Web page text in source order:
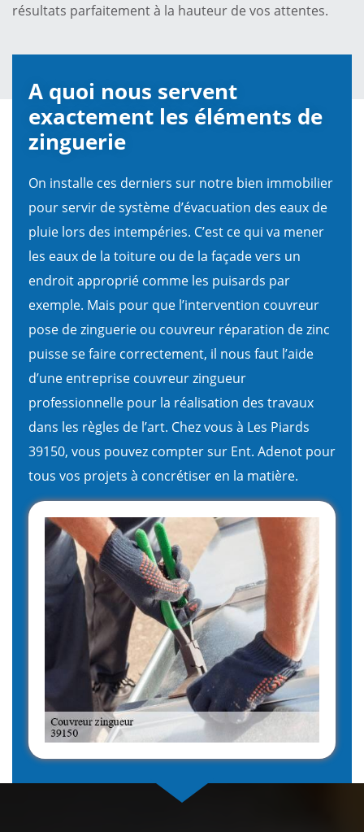
résultats parfaitement à la hauteur de vos attentes.
A quoi nous servent
exactement les éléments de
zinguerie
On installe ces derniers sur notre bien immobilier
pour servir de système d’évacuation des eaux de
pluie lors des intempéries. C’est ce qui va mener
les eaux de la toiture ou de la façade vers un
endroit approprié comme les puisards par
exemple. Mais pour que l’intervention couvreur
pose de zinguerie ou couvreur réparation de zinc
puisse se faire correctement, il nous faut l’aide
d’une entreprise couvreur zingueur
professionnelle pour la réalisation des travaux
dans les règles de l’art. Chez vous à Les Piards
39150, vous pouvez compter sur Ent. Adenot pour
tous vos projets à concrétiser en la matière.